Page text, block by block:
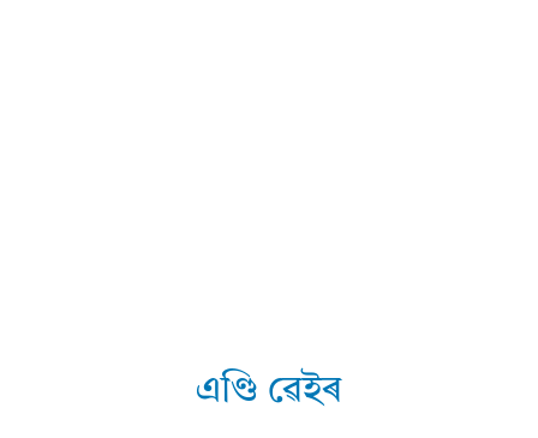
এণ্ডি ৱেইৰ